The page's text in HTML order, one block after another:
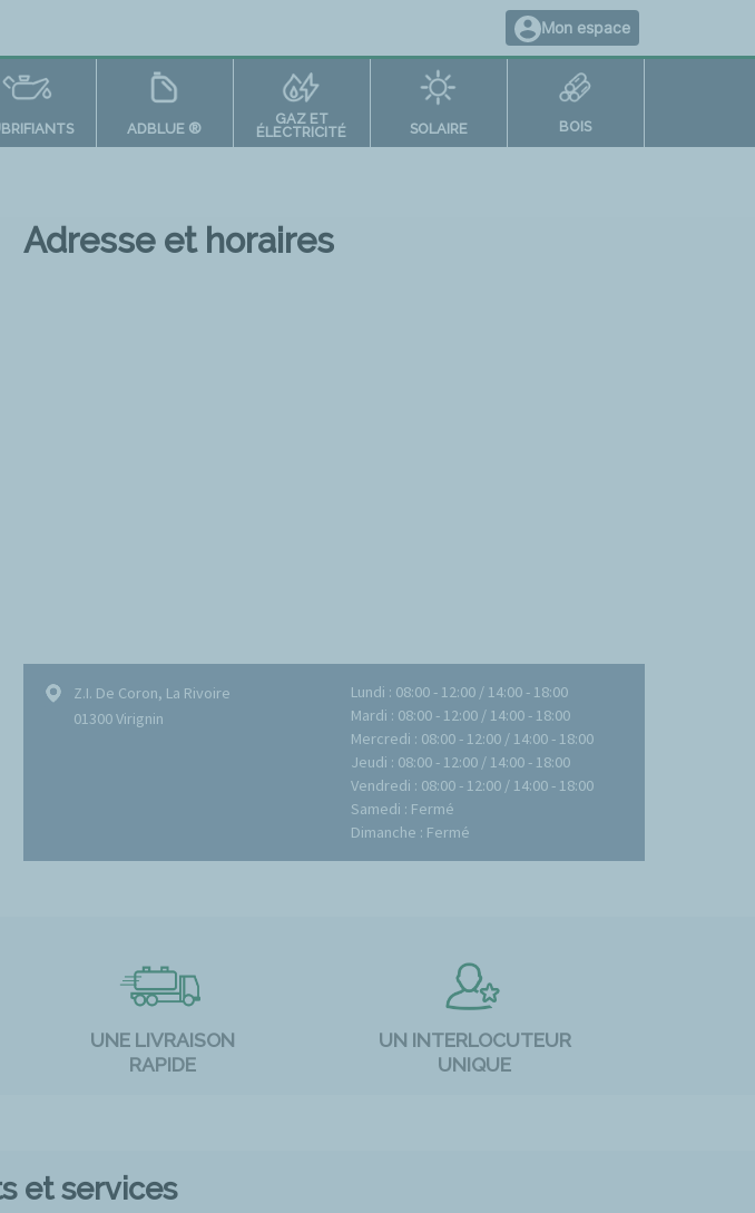
Mon espace
ADBLUE ®
GAZ ET
ÉLECTRICITÉ
SOLAIRE BOIS
Adresse et horaires
Z.I. De Coron, La Rivoire
01300 Virignin
Lundi : 08:00 - 12:00 / 14:00 - 18:00
Mardi : 08:00 - 12:00 / 14:00 - 18:00
Mercredi : 08:00 - 12:00 / 14:00 - 18:00
Jeudi : 08:00 - 12:00 / 14:00 - 18:00
Vendredi : 08:00 - 12:00 / 14:00 - 18:00
Samedi : Fermé
Dimanche : Fermé
UNE LIVRAISON
RAPIDE
UN INTERLOCUTEUR
UNIQUE
et services